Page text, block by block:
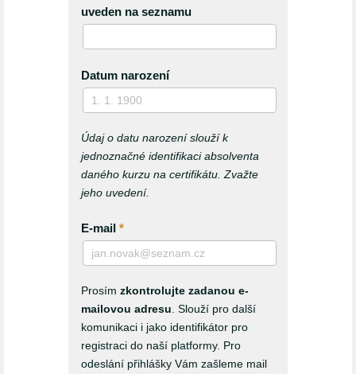
uveden na seznamu
Datum narození
Údaj o datu narození slouží k
jednoznačné identifikaci absolventa
daného kurzu na certifikátu. Zvažte
jeho uvedení.
E-mail*
Prosímzkontrolujte zadanou e-
mailovou adresu. Slouží pro další
komunikaci i jako identifikátor pro
registraci do naší platformy. Pro
odeslání přihlášky Vám zašleme mail